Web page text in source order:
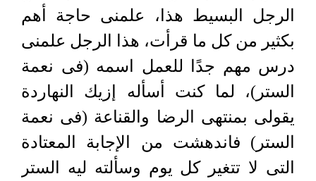
الرجل البسيط هذا، علمنى حاجة أهم
بكثير من كل ما قرأت، هذا الرجل علمنى
درس مهم جدًا للعمل اسمه (فى نعمة
الستر)، لما كنت أسأله إزيك النهاردة
يقولى بمنتهى الرضا والقناعة (فى نعمة
الستر) فاندهشت من الإجابة المعتادة
التى لا تتغير كل يوم وسألته ليه الستر